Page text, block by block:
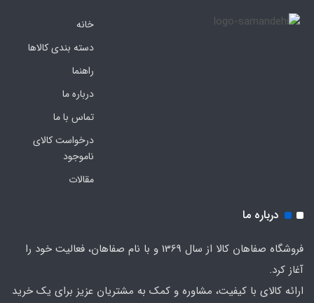
خانه
دسته بندی کالاها
راهنما
درباره ما
تماس با ما
درخواست کالای
ناموجود
مقالات
درباره ما
فروشگاه صفاهان کالا از سال 1369 و با نام صفاهان، فعالیت خود را
آغاز کرد.
ارائه کالای با کیفیت، مشاوره و کمک به مشتریان عزیز برای یک خرید